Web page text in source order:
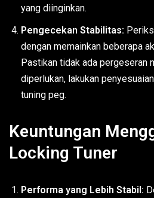
yang diinginkan.
Pengecekan Stabilitas:
dengan memainkan beberapa
Pastikan tidak ada pergeseran
diperlukan, lakukan
tuning peg.
Keuntungan
Locking Tuner
Performa yang Lebih Stabil: